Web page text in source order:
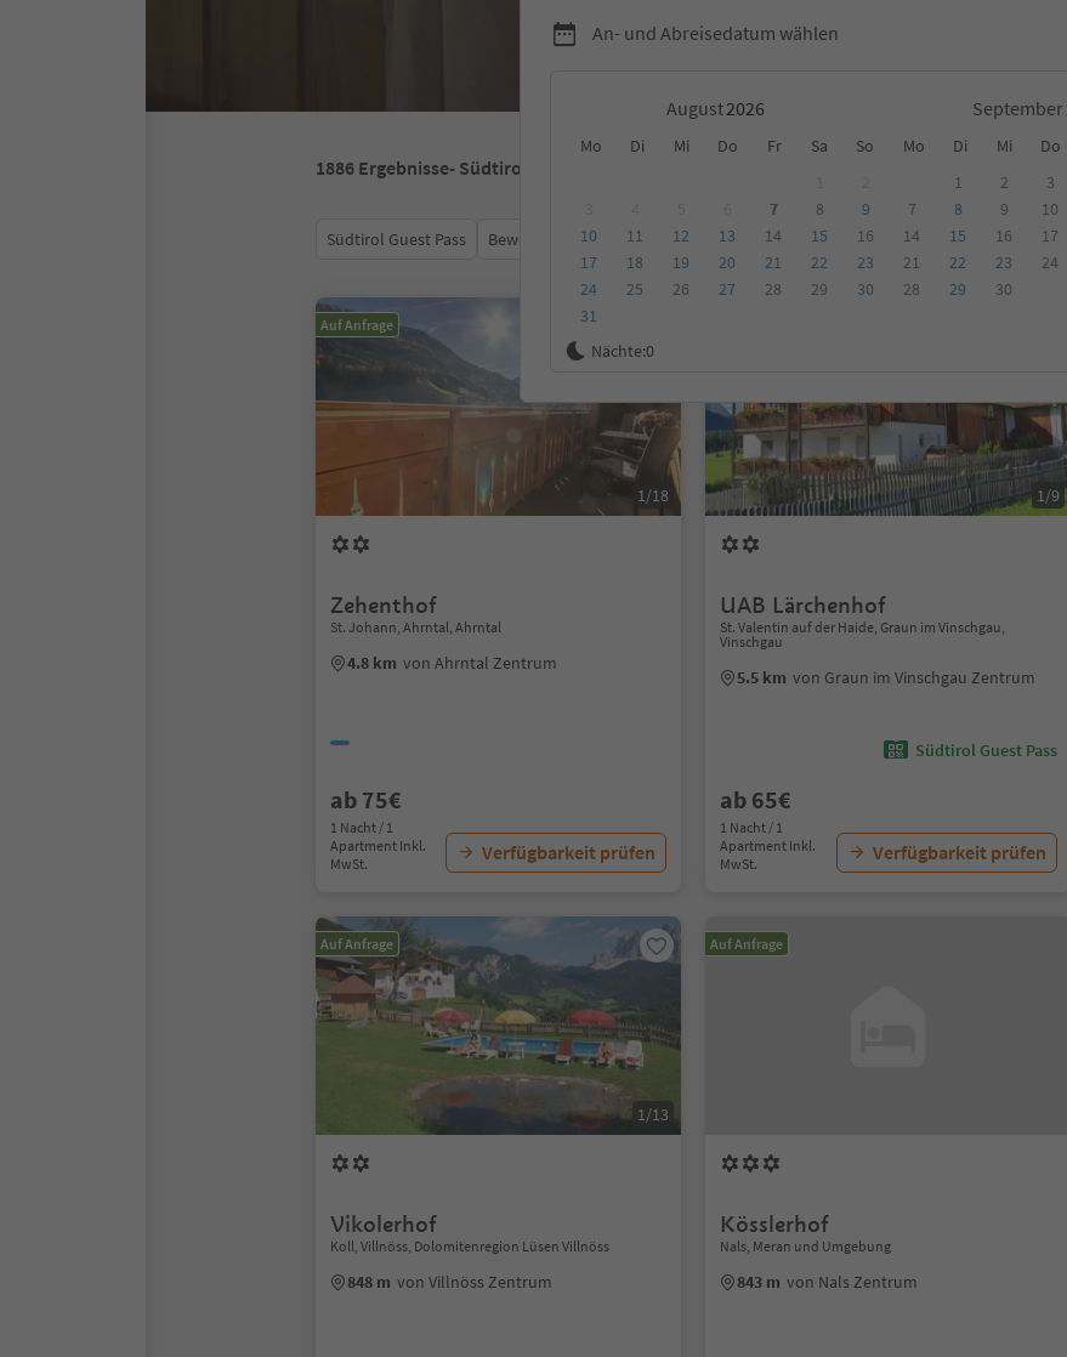
An- und Abreisedatum wählen
August September
Mo Di Mi Do Fr Sa So Mo Di Mi Do
7 8
9
10
11 12 13 14 15
16
17
18 19 20 21 22
23
24
25 26 27 28 29
30
31
1 2 3
7
8 9 10
14
15 16 17
21
22 23 24
28
29 30
Nächte:0
1886 Ergebnisse- Südtirol
Südtirol Guest Pass Bewertungen Kategorie Verpflegungsart Nachhaltige Unterkunft
Auf Anfrage
1/18
Zehenthof
St. Johann, Ahrntal, Ahrntal
4.8 km von Ahrntal Zentrum
ab 75€
1 Nacht / 1
Apartment Inkl.
MwSt.
Verfügbarkeit prüfen
1/9
UAB Lärchenhof
St. Valentin auf der Haide, Graun im Vinschgau,
Vinschgau
5.5 km von Graun im Vinschgau Zentrum
Südtirol Guest Pass
ab 65€
1 Nacht / 1
Apartment Inkl.
MwSt.
Verfügbarkeit prüfen
Auf Anfrage
1/13
Vikolerhof
Koll, Villnöss, Dolomitenregion Lüsen Villnöss
848 m von Villnöss Zentrum
Auf Anfrage
Kösslerhof
Nals, Meran und Umgebung
843 m von Nals Zentrum